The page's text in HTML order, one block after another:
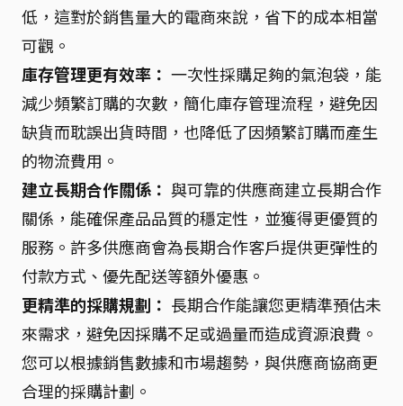
低，這對於銷售量大的電商來說，省下的成本相當
可觀。
庫存管理更有效率： 一次性採購足夠的氣泡袋，能
減少頻繁訂購的次數，簡化庫存管理流程，避免因
缺貨而耽誤出貨時間，也降低了因頻繁訂購而產生
的物流費用。
建立長期合作關係： 與可靠的供應商建立長期合作
關係，能確保產品品質的穩定性，並獲得更優質的
服務。許多供應商會為長期合作客戶提供更彈性的
付款方式、優先配送等額外優惠。
更精準的採購規劃： 長期合作能讓您更精準預估未
來需求，避免因採購不足或過量而造成資源浪費。
您可以根據銷售數據和市場趨勢，與供應商協商更
合理的採購計劃。